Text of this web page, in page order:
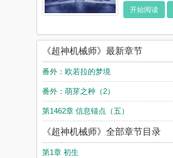
开始阅读
《超神机械师》最新章节
番外：欧若拉的梦境
番外：萌芽之种（2）
第1462章 信息锚点（五）
《超神机械师》全部章节目录
第1章 初生